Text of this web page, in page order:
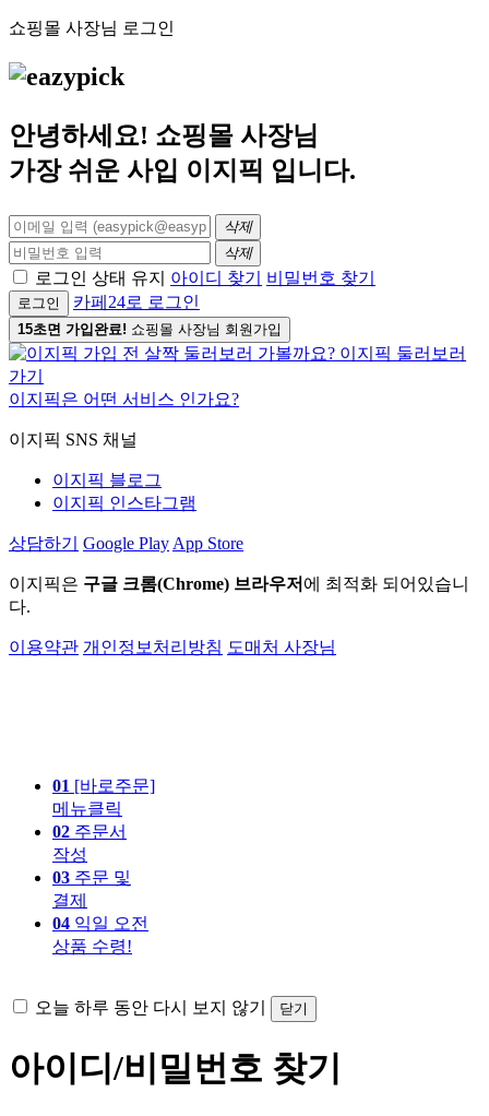
쇼핑몰 사장님 로그인
안녕하세요! 쇼핑몰 사장님
가장 쉬운 사입 이지픽 입니다.
삭제
삭제
로그인 상태 유지 아이디 찾기 비밀번호 찾기
로그인 카페24로 로그인
15초면 가입완료! 쇼핑몰 사장님 회원가입
이지픽은 어떤 서비스 인가요?
이지픽 SNS 채널
이지픽 블로그
이지픽 인스타그램
상담하기 Google Play App Store
이지픽은 구글 크롬(Chrome) 브라우저 에 최적화 되어있습니
다.
이용약관 개인정보처리방침 도매처 사장님
01 [바로주문]
메뉴클릭
02 주문서
작성
03 주문 및
결제
04 익일 오전
상품 수령!
오늘 하루 동안 다시 보지 않기 닫기
아이디/비밀번호 찾기